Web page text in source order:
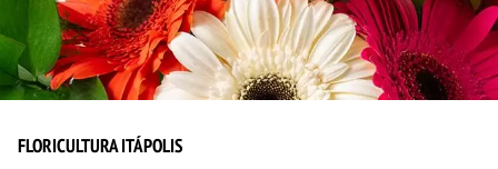
FLORICULTURA ITÁPOLIS